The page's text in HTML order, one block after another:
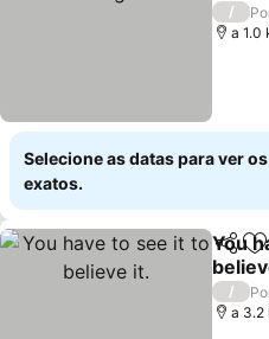
/
a 1.0
Selecione as datas para ver
exatos.
You
/
a 3.2